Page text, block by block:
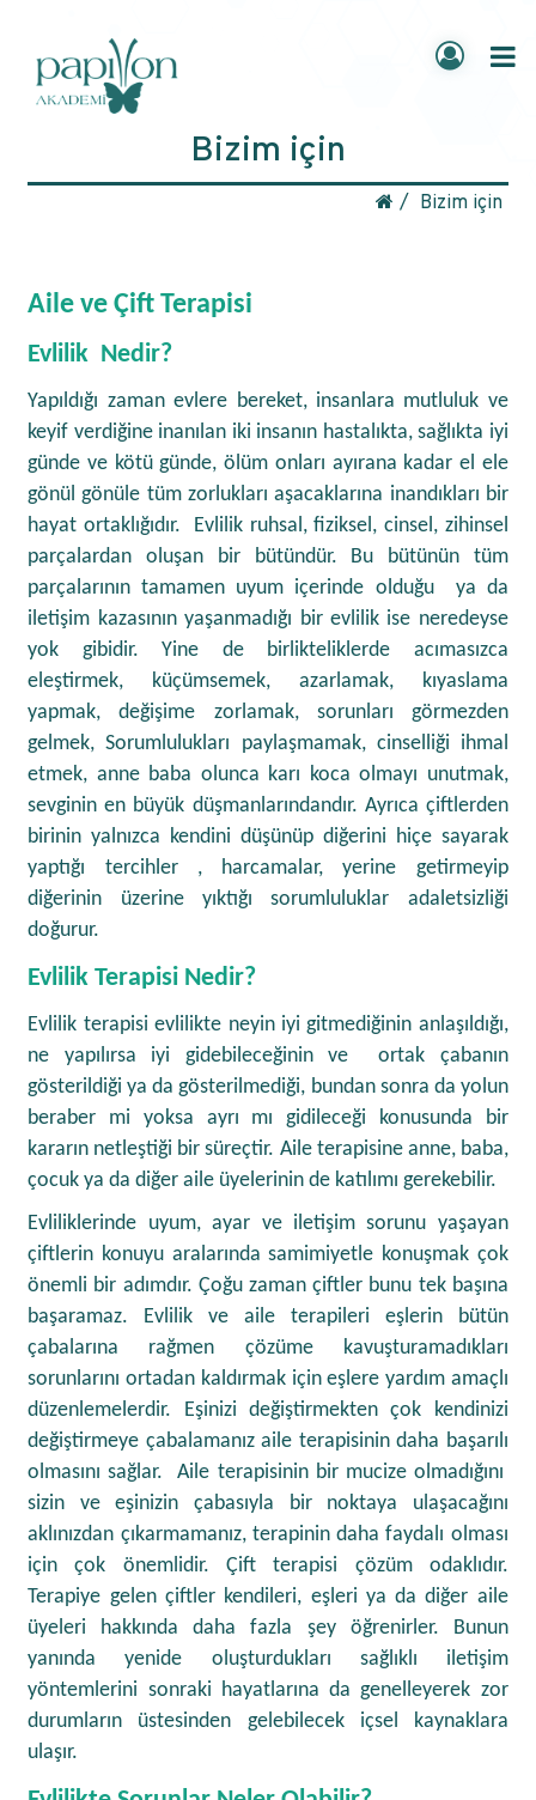
Bizim için
Bizim için
Aile ve Çift Terapisi
Evlilik Nedir?
Yapıldığı zaman evlere bereket, insanlara mutluluk ve
keyif verdiğine inanılan iki insanın hastalıkta, sağlıkta iyi
günde ve kötü günde, ölüm onları ayırana kadar el ele
gönül gönüle tüm zorlukları aşacaklarına inandıkları bir
hayat ortaklığıdır. Evlilik ruhsal, fiziksel, cinsel, zihinsel
parçalardan oluşan bir bütündür. Bu bütünün tüm
parçalarının tamamen uyum içerinde olduğu ya da
iletişim kazasının yaşanmadığı bir evlilik ise neredeyse
yok gibidir. Yine de birlikteliklerde acımasızca
eleştirmek, küçümsemek, azarlamak, kıyaslama
yapmak, değişime zorlamak, sorunları görmezden
gelmek, Sorumlulukları paylaşmamak, cinselliği ihmal
etmek, anne baba olunca karı koca olmayı unutmak,
sevginin en büyük düşmanlarındandır. Ayrıca çiftlerden
birinin yalnızca kendini düşünüp diğerini hiçe sayarak
yaptığı tercihler , harcamalar, yerine getirmeyip
diğerinin üzerine yıktığı sorumluluklar adaletsizliği
doğurur.
Evlilik Terapisi Nedir?
Evlilik terapisi evlilikte neyin iyi gitmediğinin anlaşıldığı,
ne yapılırsa iyi gidebileceğinin ve ortak çabanın
gösterildiği ya da gösterilmediği, bundan sonra da yolun
beraber mi yoksa ayrı mı gidileceği konusunda bir
kararın netleştiği bir süreçtir. Aile terapisine anne, baba,
çocuk ya da diğer aile üyelerinin de katılımı gerekebilir.
Evliliklerinde uyum, ayar ve iletişim sorunu yaşayan
çiftlerin konuyu aralarında samimiyetle konuşmak çok
önemli bir adımdır. Çoğu zaman çiftler bunu tek başına
başaramaz. Evlilik ve aile terapileri eşlerin bütün
çabalarına rağmen çözüme kavuşturamadıkları
sorunlarını ortadan kaldırmak için eşlere yardım amaçlı
düzenlemelerdir. Eşinizi değiştirmekten çok kendinizi
değiştirmeye çabalamanız aile terapisinin daha başarılı
olmasını sağlar. Aile terapisinin bir mucize olmadığını
sizin ve eşinizin çabasıyla bir noktaya ulaşacağını
aklınızdan çıkarmamanız, terapinin daha faydalı olması
için çok önemlidir. Çift terapisi çözüm odaklıdır.
Terapiye gelen çiftler kendileri, eşleri ya da diğer aile
üyeleri hakkında daha fazla şey öğrenirler. Bunun
yanında yenide oluşturdukları sağlıklı iletişim
yöntemlerini sonraki hayatlarına da genelleyerek zor
durumların üstesinden gelebilecek içsel kaynaklara
ulaşır.